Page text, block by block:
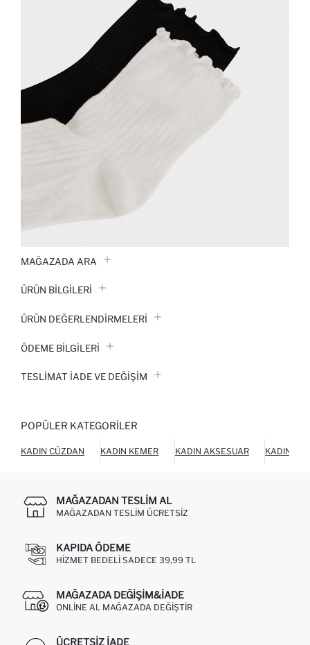
MAĞAZADA ARA
ÜRÜN BILGILERI
ÜRÜN DEĞERLENDİRMELERİ
ÖDEME BİLGİLERİ
TESLIMAT İADE VE DEĞIŞIM
POPÜLER KATEGORILER
KADIN CÜZDAN KADIN KEMER KADIN AKSESUAR KADIN
MAĞAZADAN TESLIM AL
MAĞAZADAN TESLIM ÜCRETSIZ
KAPIDA ÖDEME
HIZMET BEDELI SADECE 39,99 TL
MAĞAZADA DEĞIŞIM&İADE
ONLINE AL MAĞAZADA DEĞIŞTIR
ÜCRETSIZ IADE